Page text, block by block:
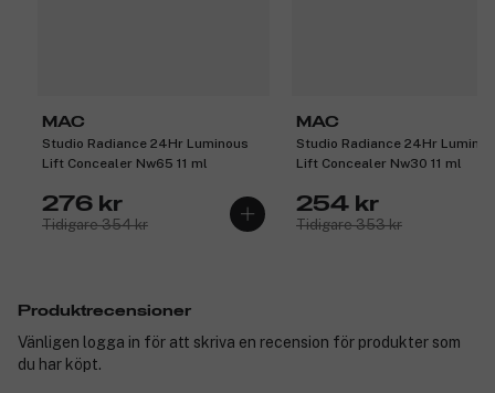
MAC
Studio Radiance 24Hr Luminous
Lift Concealer Nw65 11 ml
276 kr
Tidigare 354 kr
MAC
Studio Radiance 24Hr
Lift Concealer Nw30 11 ml
254 kr
Tidigare 353 kr
Produktrecensioner
Vänligen logga in för att skriva en recension för produkter som
du har köpt.